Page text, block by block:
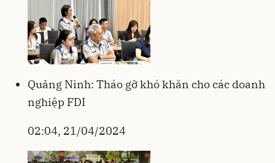
Quảng Ninh: Tháo gỡ khó khăn cho các doanh
nghiệp FDI
02:04, 21/04/2024